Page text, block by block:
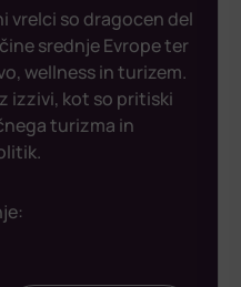
vrelci so dragocen del
srednje Evrope ter
wellness in turizem.
izzivi, kot so pritiski
turizma in